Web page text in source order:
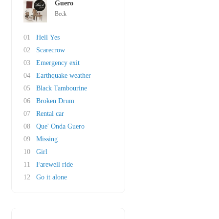
Guero
Beck
01
Hell Yes
02
Scarecrow
03
Emergency exit
04
Earthquake weather
05
Black Tambourine
06
Broken Drum
07
Rental car
08
Que' Onda Guero
09
Missing
10
Girl
11
Farewell ride
12
Go it alone